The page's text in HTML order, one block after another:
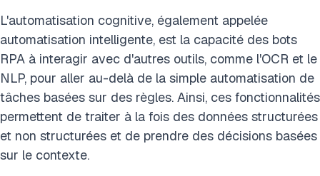
L'automatisation cognitive, également appelée
automatisation intelligente, est la capacité des bots
RPA à interagir avec d'autres outils, comme l'OCR et le
NLP, pour aller au-delà de la simple automatisation de
tâches basées sur des règles. Ainsi, ces fonctionnalités
permettent de traiter à la fois des données structurées
et non structurées et de prendre des décisions basées
sur le contexte.